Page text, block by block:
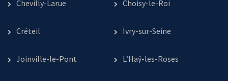
Chevilly-Larue Choisy-le-Roi
Créteil Ivry-sur-Seine
Joinville-le-Pont L’Haÿ-les-Roses